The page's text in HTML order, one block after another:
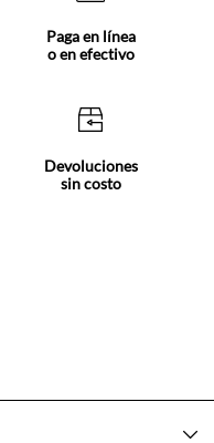
Paga en línea
o en efectivo
Devoluciones
sin costo